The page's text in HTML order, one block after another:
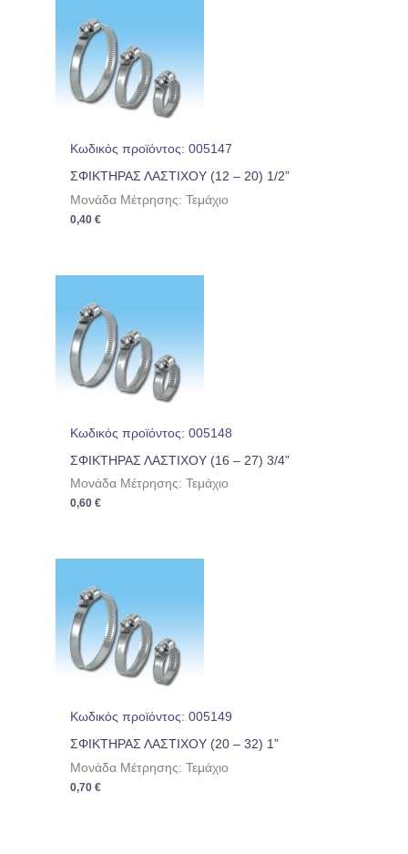
Κωδικός προϊόντος: 005147
ΣΦΙΚΤΗΡΑΣ ΛΑΣΤΙΧΟΥ (12 – 20) 1/2”
Μονάδα Μέτρησης: Τεμάχιο
0,40€
Κωδικός προϊόντος: 005148
ΣΦΙΚΤΗΡΑΣ ΛΑΣΤΙΧΟΥ (16 – 27) 3/4”
Μονάδα Μέτρησης: Τεμάχιο
0,60€
Κωδικός προϊόντος: 005149
ΣΦΙΚΤΗΡΑΣ ΛΑΣΤΙΧΟΥ (20 – 32) 1”
Μονάδα Μέτρησης: Τεμάχιο
0,70€